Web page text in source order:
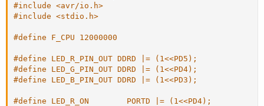
#include <avr/io.h>
#include <stdio.h>
#define F_CPU 12000000
#define LED_R_PIN_OUT DDRD |= (1<<PD5);
#define LED_G_PIN_OUT DDRD |= (1<<PD4);
#define LED_B_PIN_OUT DDRD |= (1<<PD3);
#define LED_R_ON		PORTD |= (1<<PD4);